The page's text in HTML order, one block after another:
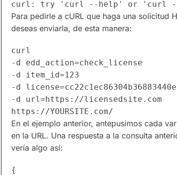
Para pedirle a cURL que haga una solicitud
deseas enviarla, de esta manera:
curl
-d edd_action=check_license
-d item_id=123
-d
-d url=https://licensedsite.com
https://YOURSITE.com/
En el ejemplo anterior, antepusimos cada
en la URL. Una respuesta a la consulta
vería algo así:
{